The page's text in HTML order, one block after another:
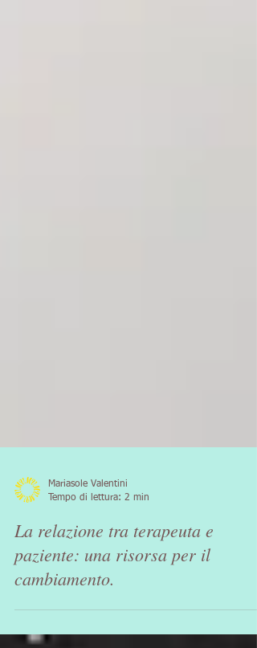
Mariasole Valentini
Tempo di lettura: 2 min
La relazione tra terapeuta e
paziente: una risorsa per il
cambiamento.